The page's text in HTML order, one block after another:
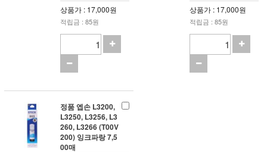
상품가 : 17,000원
적립금 : 85원
상품가 : 17,000원
적립금 : 85원
정품 엡손 L3200,
L3250, L3256, L3
260, L3266 (T00V
200) 잉크파랑 7,5
00매